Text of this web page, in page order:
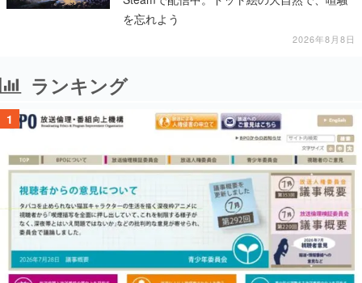
を忘れよう
2026年8月8日
ランキング
1